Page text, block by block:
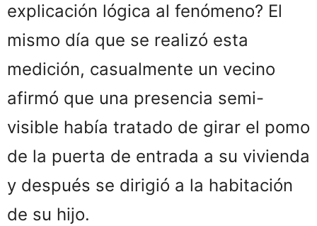
explicación lógica al fenómeno? El
mismo día que se realizó esta
medición, casualmente un vecino
afirmó que una presencia semi-
visible había tratado de girar el pomo
de la puerta de entrada a su vivienda
y después se dirigió a la habitación
de su hijo.